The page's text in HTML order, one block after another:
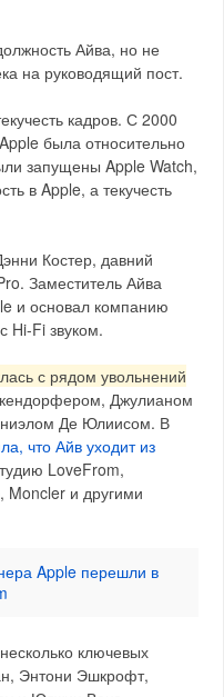
Айва, но не
на руководящий пост.
кадров. С 2000
была относительно
запущены Apple Watch,
в Apple, а текучесть
Костер, давний
Заместитель Айва
и основал компанию
Hi-Fi звуком.
с рядом увольнений
Джулианом
Де Юлиисом. В
что Айв уходит из
LoveFrom,
и другими
Apple перешли в
ключевых
Энтони Эшкрофт,